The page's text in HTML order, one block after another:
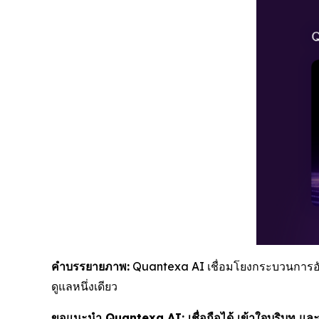
คำบรรยายภาพ: Quantexa AI เชื่อมโยงกระบวนกา
ดูแลหนึ่งเดียว